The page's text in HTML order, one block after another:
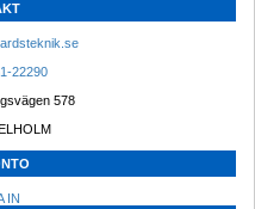
22290
578
IN